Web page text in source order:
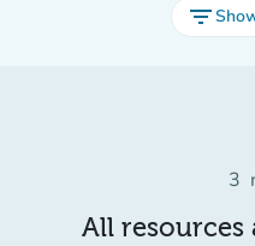
filter_list
3
All resources